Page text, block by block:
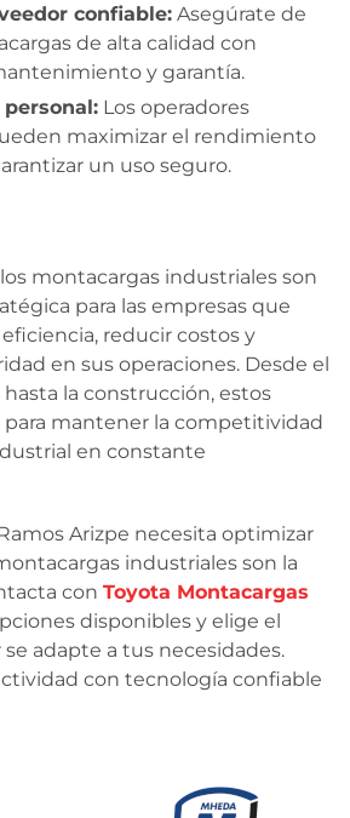
confiable: Asegúrate de
de alta calidad con
y garantía.
Los operadores
maximizar el rendimiento
un uso seguro.
montacargas industriales son
para las empresas que
reducir costos y
en sus operaciones. Desde el
la construcción, estos
para mantener la competitividad
en constante
Arizpe necesita optimizar
industriales son la
con Toyota Montacargas
disponibles y elige el
adapte a tus necesidades.
con tecnología confiable